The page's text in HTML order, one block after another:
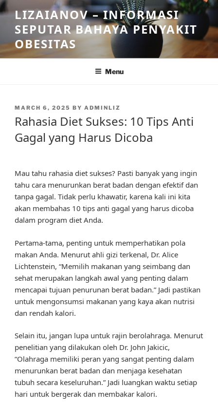
Skip
to
content
LIZAIANOV – INFORMASI
SEPUTAR BAHAYA PENYAKIT
OBESITAS
Menu
POSTED
MARCH 6, 2025 BY ADMINLIZ
Rahasia Diet Sukses: 10 Tips Anti
Gagal yang Harus Dicoba
Mau tahu rahasia diet sukses? Pasti banyak yang ingin
tahu cara menurunkan berat badan dengan efektif dan
tanpa gagal. Tidak perlu khawatir, karena kali ini kita
akan membahas 10 tips anti gagal yang harus dicoba
dalam program diet Anda.
Pertama-tama, penting untuk memperhatikan pola
makan Anda. Menurut ahli gizi terkenal, Dr. Alice
Lichtenstein, “Memilih makanan yang seimbang dan
sehat merupakan langkah awal yang penting dalam
mencapai tujuan penurunan berat badan.” Jadi pastikan
untuk mengonsumsi makanan yang kaya akan nutrisi
dan rendah kalori.
Selain itu, jangan lupa untuk rajin berolahraga. Menurut
penelitian yang dilakukan oleh Dr. John Jakicic,
“Olahraga memiliki peran yang sangat penting dalam
menurunkan berat badan dan menjaga kesehatan
tubuh secara keseluruhan.” Jadi luangkan waktu setiap
hari untuk bergerak dan membakar kalori.